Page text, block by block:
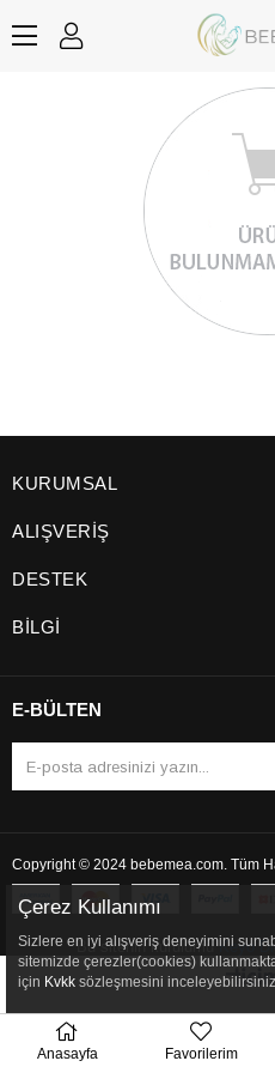
KURUMSAL
ALIŞVERİŞ
DESTEK
BİLGİ
E-BÜLTEN
Copyright © 2024 bebemea.com. Tüm
Bu sitenin kurulumuKeyo
Çerez Kullanımı
Sizlere en iyi alışveriş deneyimini
sitemizde çerezler(cookies)
için Kvkk sözleşmesini
Anasayfa Favorilerim